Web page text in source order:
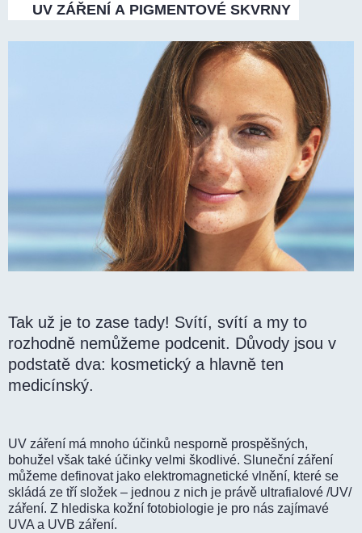
UV ZÁŘENÍ A PIGMENTOVÉ SKVRNY
Tak už je to zase tady! Svítí, svítí a my to
rozhodně nemůžeme podcenit. Důvody jsou v
podstatě dva: kosmetický a hlavně ten
medicínský.
UV záření má mnoho účinků nesporně prospěšných,
bohužel však také účinky velmi škodlivé. Sluneční záření
můžeme definovat jako elektromagnetické vlnění, které se
skládá ze tří složek – jednou z nich je právě ultrafialové /UV/
záření. Z hlediska kožní fotobiologie je pro nás zajímavé
UVA a UVB záření.